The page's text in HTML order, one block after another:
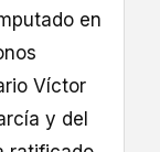
en
Víctor
y del